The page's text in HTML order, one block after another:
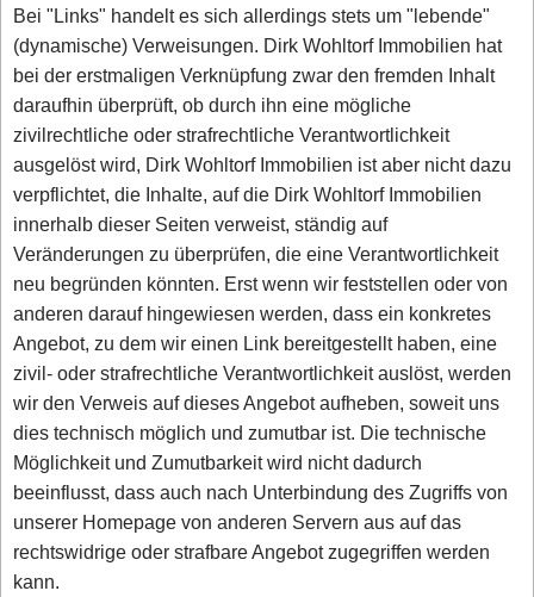
Bei "Links" handelt es sich allerdings stets um "lebende"
(dynamische) Verweisungen. Dirk Wohltorf Immobilien hat
bei der erstmaligen Verknüpfung zwar den fremden Inhalt
daraufhin überprüft, ob durch ihn eine mögliche
zivilrechtliche oder strafrechtliche Verantwortlichkeit
ausgelöst wird, Dirk Wohltorf Immobilien ist aber nicht dazu
verpflichtet, die Inhalte, auf die Dirk Wohltorf Immobilien
innerhalb dieser Seiten verweist, ständig auf
Veränderungen zu überprüfen, die eine Verantwortlichkeit
neu begründen könnten. Erst wenn wir feststellen oder von
anderen darauf hingewiesen werden, dass ein konkretes
Angebot, zu dem wir einen Link bereitgestellt haben, eine
zivil- oder strafrechtliche Verantwortlichkeit auslöst, werden
wir den Verweis auf dieses Angebot aufheben, soweit uns
dies technisch möglich und zumutbar ist. Die technische
Möglichkeit und Zumutbarkeit wird nicht dadurch
beeinflusst, dass auch nach Unterbindung des Zugriffs von
unserer Homepage von anderen Servern aus auf das
rechtswidrige oder strafbare Angebot zugegriffen werden
kann.